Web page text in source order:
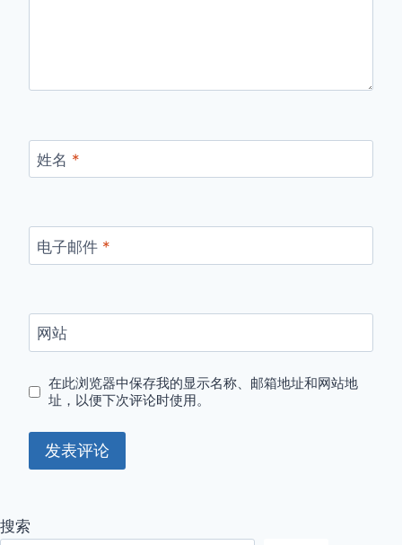
姓名 *
电子邮件 *
网站
在此浏览器中保存我的显示名称、邮箱地址和网站地
址，以便下次评论时使用。
搜索